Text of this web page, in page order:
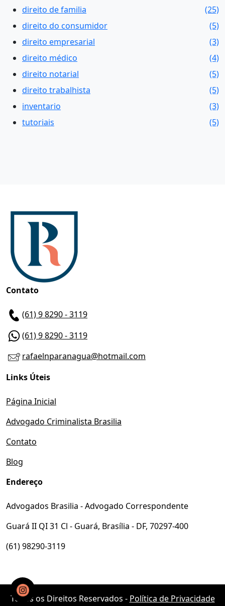
direito de familia
(25)
direito do consumidor
(5)
direito empresarial
(3)
direito médico
(4)
direito notarial
(5)
direito trabalhista
(5)
inventario
(3)
tutoriais
(5)
Contato
(61) 9 8290 - 3119
(61) 9 8290 - 3119
rafaelnparanagua@hotmail.com
Links Úteis
Página Inicial
Advogado Criminalista Brasilia
Contato
Blog
Endereço
Advogados Brasilia - Advogado Correspondente
Guará II QI 31 Cl - Guará, Brasília - DF, 70297-400
(61) 98290-3119
Todos os Direitos Reservados - Política de Privacidade